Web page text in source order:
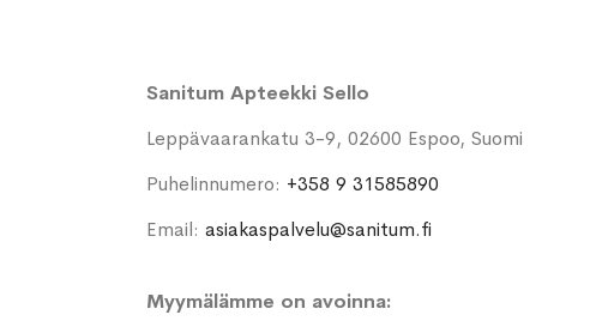
Sanitum Apteekki Sello
Leppävaarankatu 3-9, 02600 Espoo, Suomi
Puhelinnumero: +358 9 31585890
Email: asiakaspalvelu@sanitum.fi
Myymälämme on avoinna: